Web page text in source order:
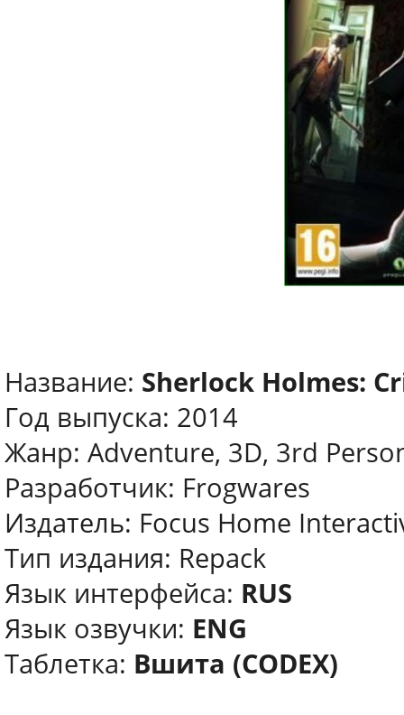
Название: Sherlock Holmes:
Год выпуска: 2014
Жанр: Adventure, 3D, 3rd
Разработчик: Frogwares
Издатель: Focus Home
Тип издания: Repack
Язык интерфейса: RUS
Язык озвучки: ENG
Таблетка: Вшита (CODEX)